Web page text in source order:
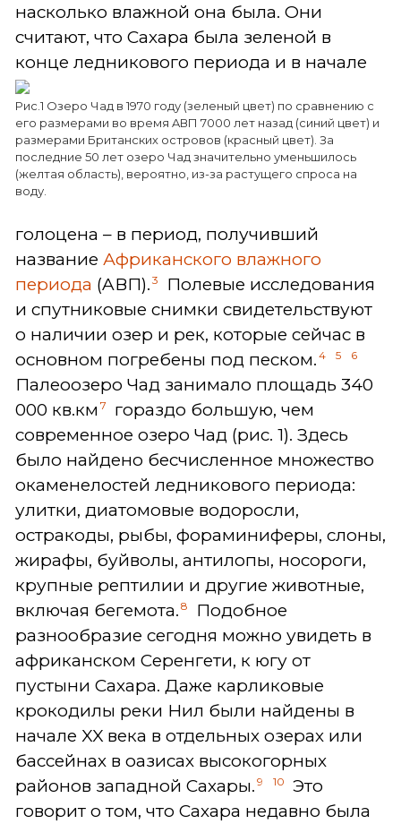
насколько влажной она была. Они
считают, что Сахара была зеленой в
конце ледникового периода и в начале
Рис.1 Озеро Чад в 1970 году (зеленый цвет) по сравнению с
его размерами во время AВП 7000 лет назад (синий цвет) и
размерами Британских островов (красный цвет). За
последние 50 лет озеро Чад значительно уменьшилось
(желтая область), вероятно, из-за растущего спроса на
воду.
голоцена – в период, получивший
название Африканского влажного
периода (AВП). 3
Полевые исследования
и спутниковые снимки свидетельствуют
о наличии озер и рек, которые сейчас в
основном погребены под песком. 4 5 6
Палеоозеро Чад занимало площадь 340
000 кв.км 7
гораздо большую, чем
современное озеро Чад (рис. 1). Здесь
было найдено бесчисленное множество
окаменелостей ледникового периода:
улитки, диатомовые водоросли,
остракоды, рыбы, фораминиферы, слоны,
жирафы, буйволы, антилопы, носороги,
крупные рептилии и другие животные,
включая бегемота. 8
Подобное
разнообразие сегодня можно увидеть в
африканском Серенгети, к югу от
пустыни Сахара. Даже карликовые
крокодилы реки Нил были найдены в
начале XX века в отдельных озерах или
бассейнах в оазисах высокогорных
районов западной Сахары. 9 10
Это
говорит о том, что Сахара недавно была